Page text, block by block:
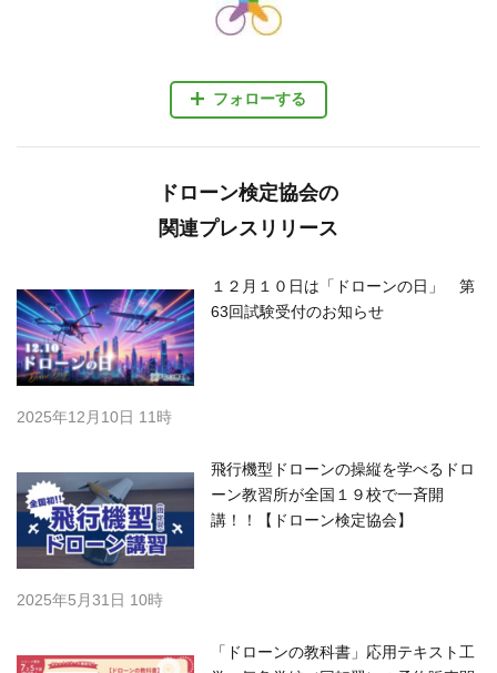
フォローする
ドローン検定協会の
関連プレスリリース
１２月１０日は「ドローンの日」 第
63回試験受付のお知らせ
2025年12月10日 11時
飛行機型ドローンの操縦を学べるドロ
ーン教習所が全国１９校で一斉開
講！！【ドローン検定協会】
2025年5月31日 10時
「ドローンの教科書」応用テキスト工